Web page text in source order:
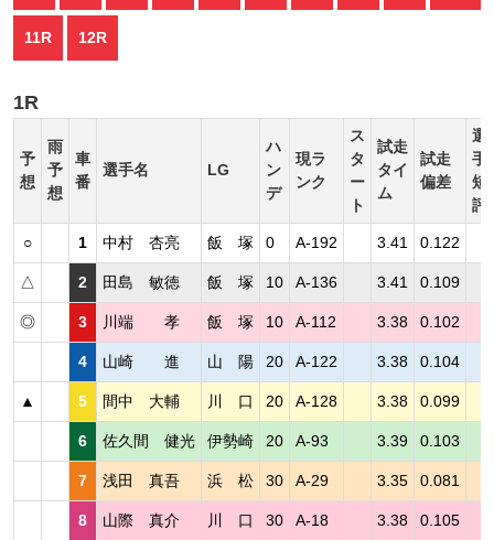
11R 12R
1R
予
想
雨
予
想
車
番
選手名 LG
ハ
ン
デ
現ラ
ンク
ス
タ
ー
ト
試走
タイ
ム
試走
偏差
選
手
短
評
○ 1 中村 杏亮 飯 塚 0 A-192 3.41 0.122
△ 2 田島 敏徳 飯 塚 10 A-136 3.41 0.109
◎ 3 川端 孝 飯 塚 10 A-112 3.38 0.102
4 山崎 進 山 陽 20 A-122 3.38 0.104
▲ 5 間中 大輔 川 口 20 A-128 3.38 0.099
6 佐久間 健光 伊勢崎 20 A-93 3.39 0.103
7 浅田 真吾 浜 松 30 A-29 3.35 0.081
8 山際 真介 川 口 30 A-18 3.38 0.105